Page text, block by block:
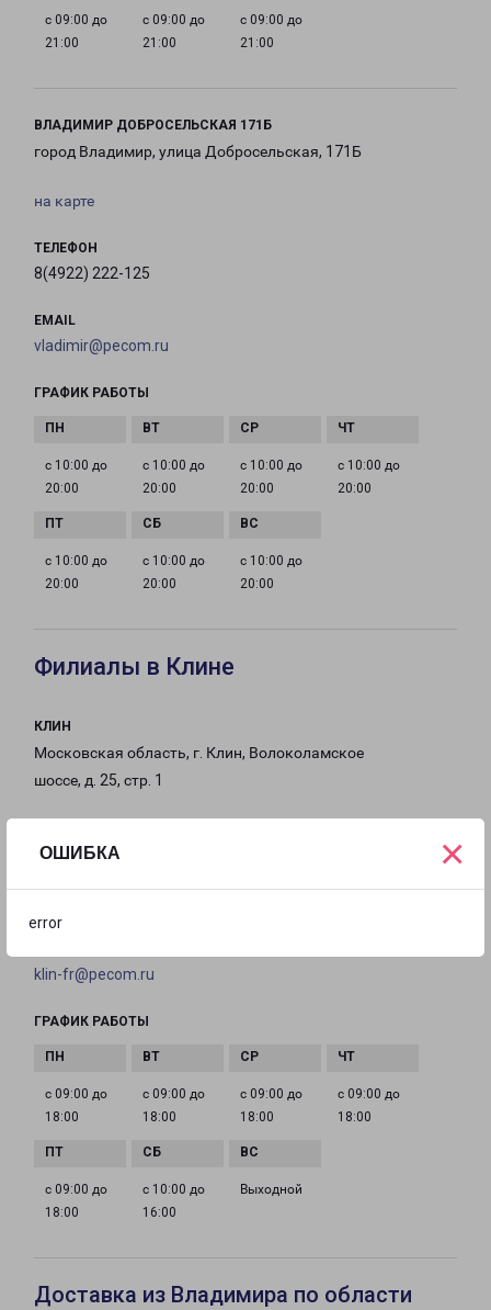
ОШИБКА
error
×
с 09:00 до
21:00
с 09:00 до
21:00
с 09:00 до
21:00
ВЛАДИМИР ДОБРОСЕЛЬСКАЯ 171Б
город Владимир, улица Добросельская, 171Б
на карте
ТЕЛЕФОН
8(4922) 222-125
EMAIL
vladimir@pecom.ru
ГРАФИК РАБОТЫ
с 10:00 до
20:00
с 10:00 до
20:00
с 10:00 до
20:00
с 10:00 до
20:00
с 10:00 до
20:00
с 10:00 до
20:00
с 10:00 до
20:00
Филиалы в Клине
КЛИН
Московская область, г. Клин, Волоколамское
шоссе, д. 25, стр. 1
klin-fr@pecom.ru
ГРАФИК РАБОТЫ
с 09:00 до
18:00
с 09:00 до
18:00
с 09:00 до
18:00
с 09:00 до
18:00
с 09:00 до
18:00
с 10:00 до
16:00
Выходной
Доставка из Владимира по области